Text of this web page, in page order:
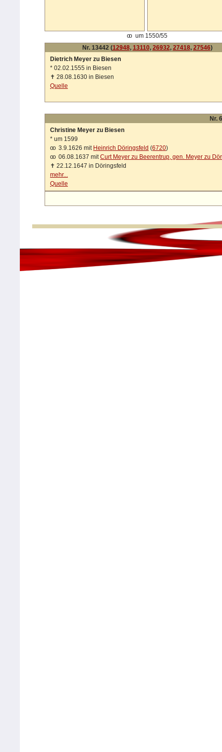
oo um 1550/55
Nr. 13442 (12948, 13110, 26932, 27418, 27546)
Dietrich Meyer zu Biesen
* 02.02.1555 in Biesen
✝ 28.08.1630 in Biesen
Quelle
Nr.
Christine Meyer zu Biesen
* um 1599
oo 3.9.1626 mit Heinrich Döringsfeld (6720)
oo 06.08.1637 mitCurt Meyer zu Beerentrup, gen. Meyer zu
✝ 22.12.1647 in Döringsfeld
mehr...
Quelle